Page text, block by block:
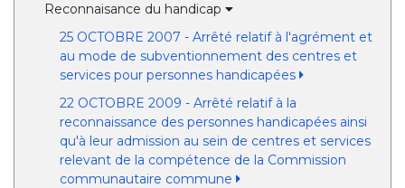
Reconnaisance du handicap
25 OCTOBRE 2007 - Arrêté relatif à l'agrément et
au mode de subventionnement des centres et
services pour personnes handicapées
22 OCTOBRE 2009 - Arrêté relatif à la
reconnaissance des personnes handicapées ainsi
qu'à leur admission au sein de centres et services
relevant de la compétence de la Commission
communautaire commune